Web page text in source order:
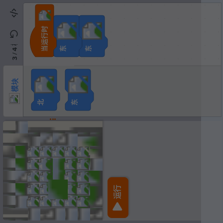
运行
模块
3
/
4
模块
北 东
当运行时 东 东